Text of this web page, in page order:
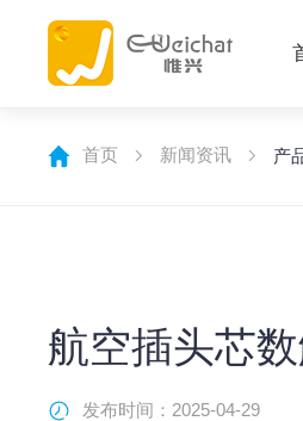
首页 新闻资讯 产
航空插头芯
发布时间：2025-04-29